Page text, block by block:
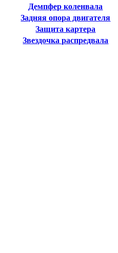
Демпфер коленвала
Задняя опора двигателя
Защита картера
Звездочка распредвала